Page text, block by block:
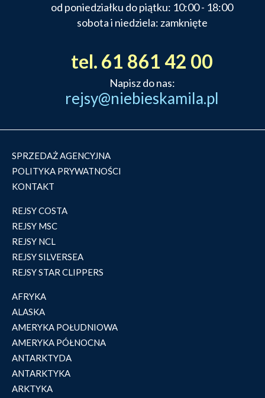
od poniedziałku do piątku: 10:00 - 18:00
sobota i niedziela: zamknięte
tel. 61 861 42 00
Napisz do nas:
rejsy@niebieskamila.pl
SPRZEDAŻ AGENCYJNA
POLITYKA PRYWATNOŚCI
KONTAKT
REJSY COSTA
REJSY MSC
REJSY NCL
REJSY SILVERSEA
REJSY STAR CLIPPERS
AFRYKA
ALASKA
AMERYKA POŁUDNIOWA
AMERYKA PÓŁNOCNA
ANTARKTYDA
ANTARKTYKA
ARKTYKA